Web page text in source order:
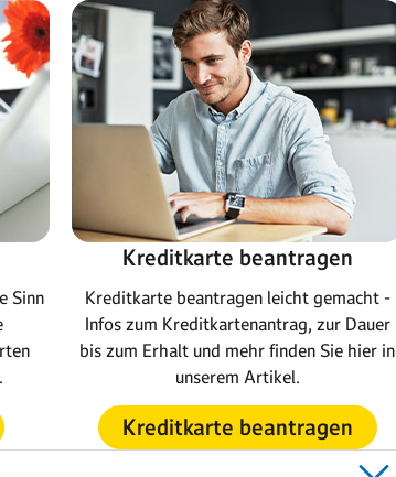
Sinn
Kreditkarte beantragen
Kreditkarte beantragen leicht gemacht -
Infos zum Kreditkartenantrag, zur Dauer
bis zum Erhalt und mehr finden Sie hier in
unserem Artikel.
Kreditkarte beantragen